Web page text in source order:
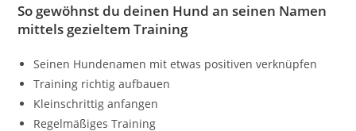
So gewöhnst du deinen Hund an seinen Namen
mittels gezieltem Training
Seinen Hundenamen mit etwas positiven verknüpfen
Training richtig aufbauen
Kleinschrittig anfangen
Regelmäßiges Training